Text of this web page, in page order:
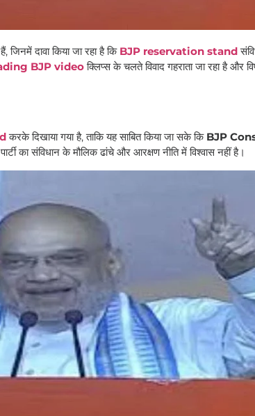
दावा किया जा रहा है कि BJP reservation stand
BJP videoक्लिप्स के चलते विवाद गहराता जा रहा है और
करके दिखाया गया है, ताकि यह साबित किया जा सके कि BJP
का संविधान के मौलिक ढांचे और आरक्षण नीति में विश्वास नहीं है।